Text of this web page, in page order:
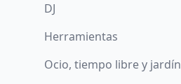
DJ
Herramientas
Ocio, tiempo libre y jardín